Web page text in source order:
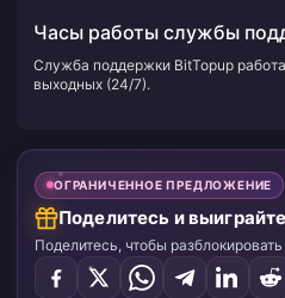
Часы работы службы
Служба поддержки BitTopup
выходных (24/7).
ОГРАНИЧЕННОЕ ПРЕДЛОЖЕНИЕ
Поделитесь и
Поделитесь, чтобы